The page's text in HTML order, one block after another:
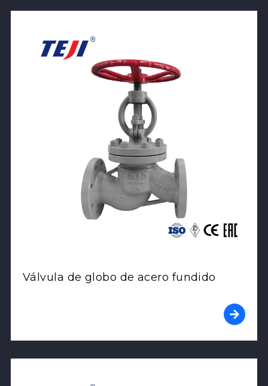
Válvula de globo de acero fundido